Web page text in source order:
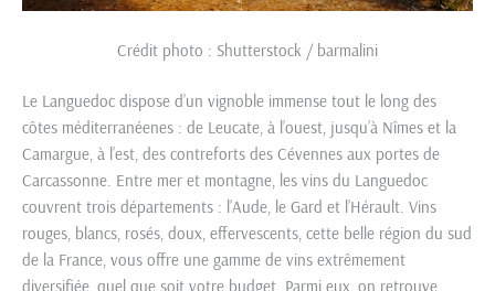
Crédit photo : Shutterstock / barmalini
Le Languedoc dispose d’un vignoble immense tout le long des
côtes méditerranéenes : de Leucate, à l’ouest, jusqu’à Nîmes et la
Camargue, à l’est, des contreforts des Cévennes aux portes de
Carcassonne. Entre mer et montagne, les vins du Languedoc
couvrent trois départements : l’Aude, le Gard et l’Hérault. Vins
rouges, blancs, rosés, doux, effervescents, cette belle région du sud
de la France, vous offre une gamme de vins extrêmement
diversifiée, quel que soit votre budget. Parmi eux, on retrouve